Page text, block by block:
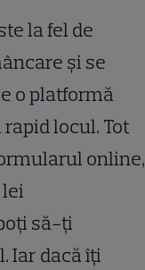
la fel de
și se
o platformă
locul. Tot
online,
să-ți
Iar dacă îți